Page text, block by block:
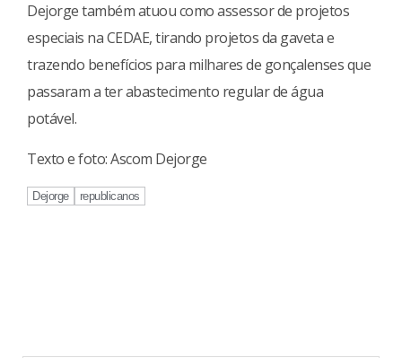
Dejorge também atuou como assessor de projetos
especiais na CEDAE, tirando projetos da gaveta e
trazendo benefícios para milhares de gonçalenses que
passaram a ter abastecimento regular de água
potável.
Texto e foto: Ascom Dejorge
Dejorge republicanos